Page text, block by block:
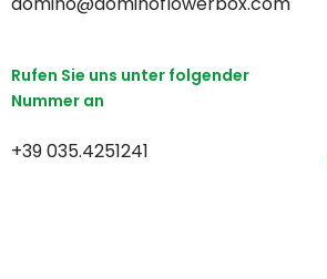
Rufen Sie uns unter folgender
Nummer an
+39 035.4251241